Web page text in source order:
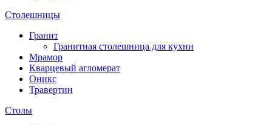
Столешницы
Гранит
Гранитная столешница для кухни
Мрамор
Кварцевый агломерат
Оникс
Травертин
Столы